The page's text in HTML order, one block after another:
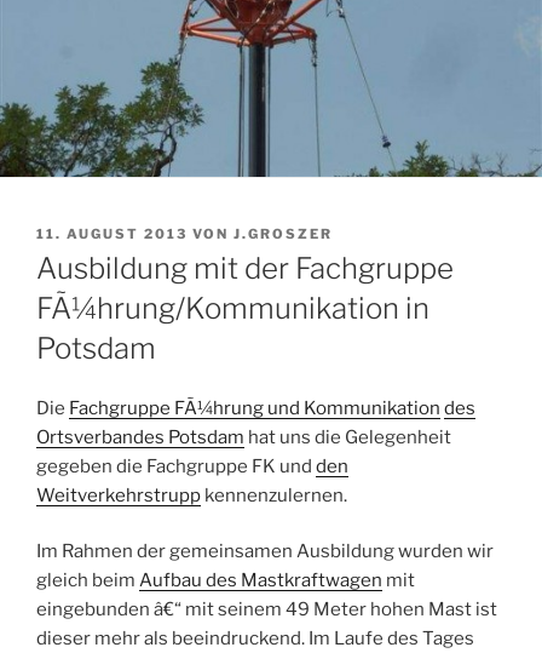
VERÖFFENTLICHT
AM
11. AUGUST 2013 VON J.GROSZER
Ausbildung mit der Fachgruppe
FÃ¼hrung/Kommunikation in
Potsdam
Die Fachgruppe FÃ¼hrung und Kommunikation des
Ortsverbandes Potsdam hat uns die Gelegenheit
gegeben die Fachgruppe FK und den
Weitverkehrstrupp kennenzulernen.
Im Rahmen der gemeinsamen Ausbildung wurden wir
gleich beim Aufbau des Mastkraftwagen mit
eingebunden â€“ mit seinem 49 Meter hohen Mast ist
dieser mehr als beeindruckend. Im Laufe des Tages